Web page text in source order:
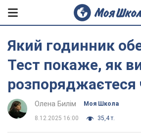
Який годинник
Тест покаже, як
розпоряджаєтеся
Олена Билім Моя Школа
8.12.2025 16:00 35,4 т.